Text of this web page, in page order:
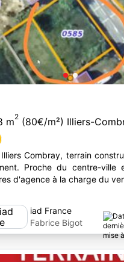
m2 (80€/m²) Illiers-
Combray, terrain
Proche du centre-ville
d'agence à la charge du
iad France
Fabrice Bigot